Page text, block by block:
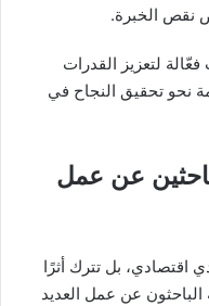
نقص الخبرة.
لتعزيز القدرات
نحو تحقيق النجاح في
عن عمل
بل تترك أثرًا
الباحثون عن عمل العديد